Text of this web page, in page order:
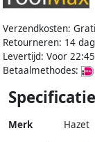
Verzendkosten:
Retourneren: 14
Levertijd: Voor
Betaalmethodes:
Merk Hazet